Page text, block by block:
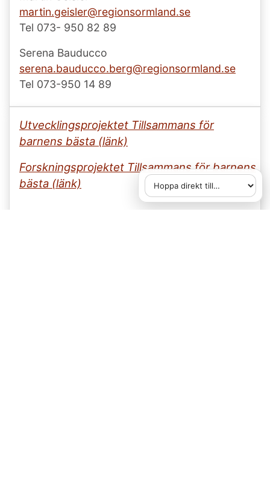
martin.geisler@regionsormland.se
Tel 073- 950 82 89
Serena Bauducco
serena.bauducco.berg@regionsormland.se
Tel 073-950 14 89
Utvecklingsprojektet Tillsammans för
barnens bästa (länk)
Forskningsprojektet Tillsammans för barnens
bästa (länk)
Hoppa direkt till
När du väljer ett alternativ